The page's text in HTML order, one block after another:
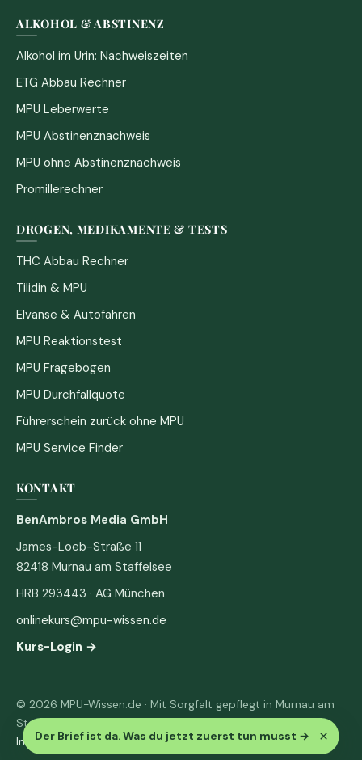
Der Brief ist da. Was du jetzt zuerst tun musst → ×
ALKOHOL & ABSTINENZ
Alkohol im Urin: Nachweiszeiten
ETG Abbau Rechner
MPU Leberwerte
MPU Abstinenznachweis
MPU ohne Abstinenznachweis
Promillerechner
DROGEN, MEDIKAMENTE & TESTS
THC Abbau Rechner
Tilidin & MPU
Elvanse & Autofahren
MPU Reaktionstest
MPU Fragebogen
MPU Durchfallquote
Führerschein zurück ohne MPU
MPU Service Finder
KONTAKT
BenAmbros Media GmbH
James-Loeb-Straße 11
82418 Murnau am Staffelsee
HRB 293443 · AG München
onlinekurs@mpu-wissen.de
Kurs-Login →
© 2026 MPU-Wissen.de · Mit Sorgfalt gepflegt in Murnau am
Staffelsee
Impressum· Datenschutz & AGB